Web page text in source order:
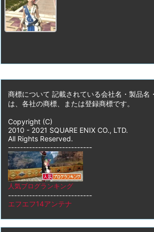
商標について 記載されている会社名・製品名
は、各社の商標、または登録商標です。
Copyright (C)
2010 - 2021 SQUARE ENIX CO., LTD.
All Rights Reserved.
----------------------------
人気ブログランキング
----------------------------
エフエフ14アンテナ